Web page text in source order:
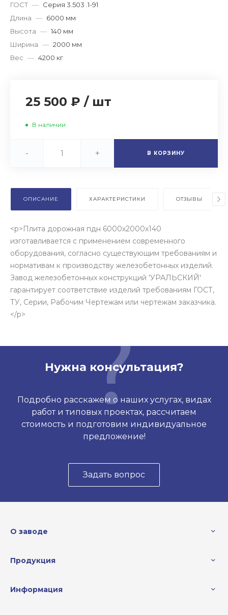
ГОСТ — Серия 3.503 .1-91
Длина — 6000 мм
Высота — 140 мм
Ширина — 2000 мм
Вес — 4200 кг
25 500 ₽ / шт
В наличии
- + В КОРЗИНУ
ОПИСАНИЕ ХАРАКТЕРИСТИКИ ОТЗЫВЫ
<p>Плита дорожная пдн 6000х2000х140
изготавливается с применением современного
оборудования, согласно существующим требованиям и
нормативам к производству железобетонных изделий.
Завод железобетонных конструкций 'УРАЛЬСКИЙ'
гарантирует соответствие изделий требованиям ГОСТ,
ТУ, Серии, Рабочим Чертежам или чертежам заказчика.
</p>
Нужна консультация?
Подробно расскажем о наших услугах, видах
работ и типовых проектах, рассчитаем
стоимость и подготовим индивидуальное
предложение!
Задать вопрос
О заводе
Продукция
Информация